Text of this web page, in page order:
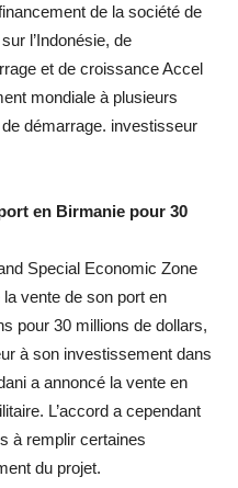
de la société de
l’Indonésie, de
et de croissance Accel
mondiale à plusieurs
démarrage. investisseur
en Birmanie pour 30
Special Economic Zone
vente de son port en
pour 30 millions de dollars,
à son investissement dans
a annoncé la vente en
L’accord a cependant
à remplir certaines
du projet.